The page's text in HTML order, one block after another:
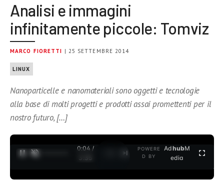
Analisi e immagini
infinitamente piccole: Tomviz
MARCO FIORETTI | 25 SETTEMBRE 2014
LINUX
Nanoparticelle e nanomateriali sono oggetti e tecnologie
alla base di molti progetti e prodotti assai promettenti per il
nostro futuro, […]
0:04 /
3:35
POWERE
D BY
AdhubM
edia